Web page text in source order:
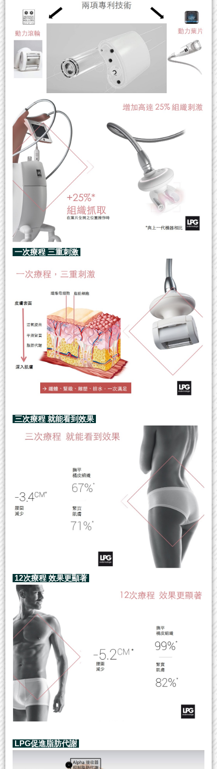
一次療程 三重刺激
三次療程 就能看到效果
12次療程 效果更顯著
LPG促進脂肪代謝